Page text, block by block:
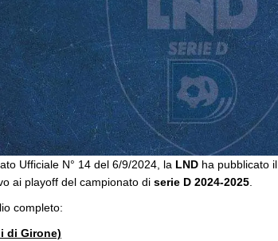
Ufficiale N° 14 del 6/9/2024, la LND ha pubblicato il
ai playoff del campionato di serie D 2024-2025
completo:
di Girone)